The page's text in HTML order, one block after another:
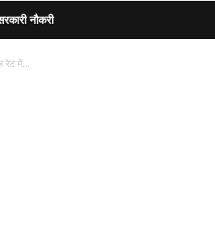
नौकरी
रेट में...